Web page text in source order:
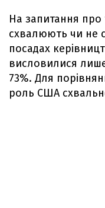
На запитання про
схвалюють чи не
посадах
висловилися
73%. Для
роль США